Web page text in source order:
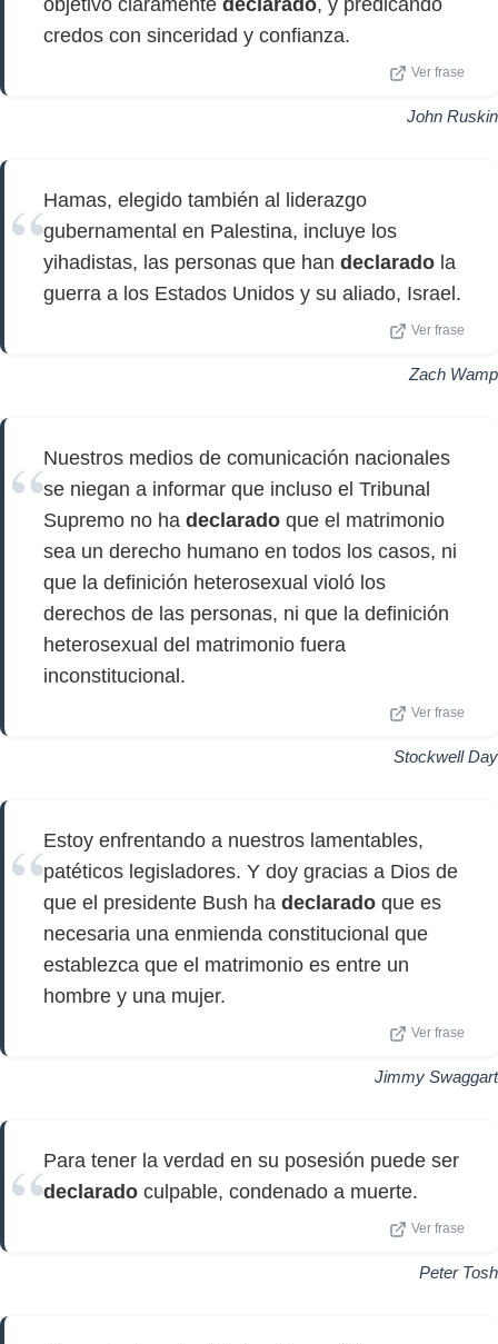
objetivo claramente declarado, y predicando
credos con sinceridad y confianza.
Ver frase
John Ruskin
Hamas, elegido también al liderazgo
gubernamental en Palestina, incluye los
yihadistas, las personas que han declarado la
guerra a los Estados Unidos y su aliado, Israel.
Ver frase
Zach Wamp
Nuestros medios de comunicación nacionales
se niegan a informar que incluso el Tribunal
Supremo no ha declarado que el matrimonio
sea un derecho humano en todos los casos, ni
que la definición heterosexual violó los
derechos de las personas, ni que la definición
heterosexual del matrimonio fuera
inconstitucional.
Ver frase
Stockwell Day
Estoy enfrentando a nuestros lamentables,
patéticos legisladores. Y doy gracias a Dios de
que el presidente Bush ha declarado que es
necesaria una enmienda constitucional que
establezca que el matrimonio es entre un
hombre y una mujer.
Ver frase
Jimmy Swaggart
Para tener la verdad en su posesión puede ser
declarado culpable, condenado a muerte.
Ver frase
Peter Tosh